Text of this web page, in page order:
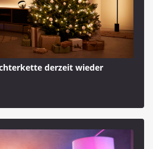
derzeit wieder